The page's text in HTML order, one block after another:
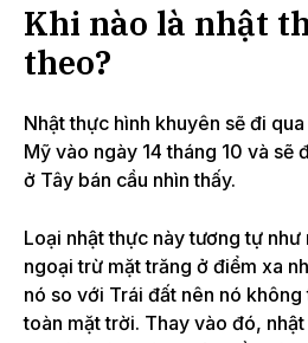
Khi nào là nhật
theo?
Nhậtthực hình khuyên sẽ đi
Mỹ vào ngày 14 tháng 10 và sẽ
ở Tây bán cầu nhìn thấy.
Loại nhật thực này tương tự
ngoại trừ mặt trăng ở điểm xa
nó so với Trái đất nên nó không
toàn mặt trời. Thay vào đó,